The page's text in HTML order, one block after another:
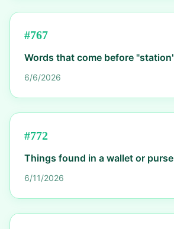
#767
Words that come before
6/6/2026
#772
Things found in a wallet or purse
6/11/2026